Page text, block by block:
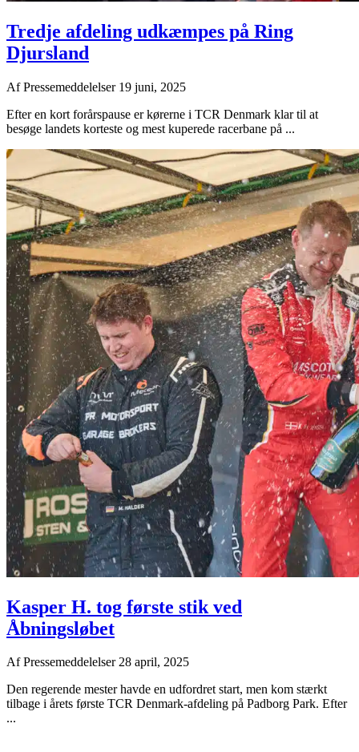
Tredje afdeling udkæmpes på Ring
Djursland
AfPressemeddelelser 19 juni, 2025
Efter en kort forårspause er kørerne i TCR Denmark klar til at
besøge landets korteste og mest kuperede racerbane på ...
Kasper H. tog første stik ved
Åbningsløbet
AfPressemeddelelser28 april, 2025
Den regerende mester havde en udfordret start, men kom stærkt
tilbage i årets første TCR Denmark-afdeling på Padborg Park. Efter
...